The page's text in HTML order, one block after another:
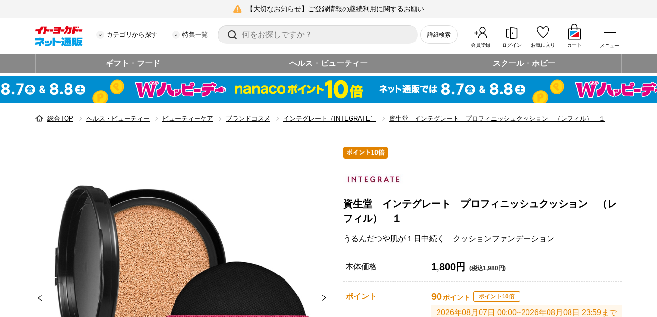
【大切なお知らせ】ご登録情報の継続利用に関するお願い
カテゴリから探す 特集一覧 詳細検索
会員登録 ログイン お気に入り カート メニュー
ギフト・フード ヘルス・ビューティー スクール・ホビー
総合TOP ヘルス・ビューティー ビューティーケア ブランドコスメ インテグレート（INTEGRATE） 資生堂 インテグレート プロフィニッシュクッション （レフィル） １
資生堂 インテグレート プロフィニッシュクッション （レ
フィル） １
うるんだつや肌が１日中続く クッションファンデーション
本体価格 1,800円 (税込1,980円)
ポイント 90ポイント ポイント10倍
2026年08月07日 00:00~2026年08月08日 23:59まで